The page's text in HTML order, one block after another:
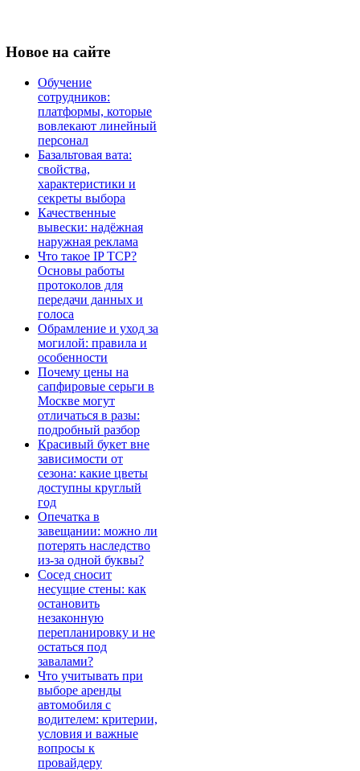
Новое на сайте
Обучение
сотрудников:
платформы, которые
вовлекают линейный
персонал
Базальтовая вата:
свойства,
характеристики и
секреты выбора
Качественные
вывески: надёжная
наружная реклама
Что такое IP TCP?
Основы работы
протоколов для
передачи данных и
голоса
Обрамление и уход за
могилой: правила и
особенности
Почему цены на
сапфировые серьги в
Москве могут
отличаться в разы:
подробный разбор
Красивый букет вне
зависимости от
сезона: какие цветы
доступны круглый
год
Опечатка в
завещании: можно ли
потерять наследство
из-за одной буквы?
Сосед сносит
несущие стены: как
остановить
незаконную
перепланировку и не
остаться под
завалами?
Что учитывать при
выборе аренды
автомобиля с
водителем: критерии,
условия и важные
вопросы к
провайдеру